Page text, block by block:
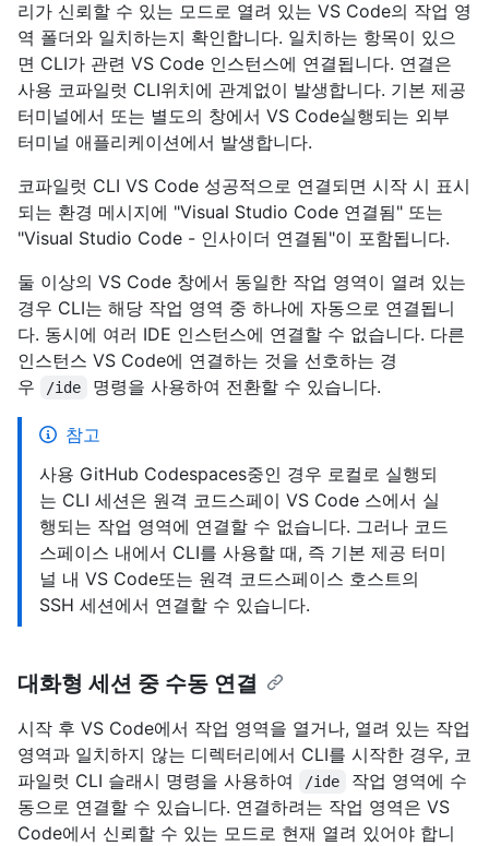
리가 신뢰할 수 있는 모드로 열려 있는 VS Code의 작업 영
역 폴더와 일치하는지 확인합니다. 일치하는 항목이 있으
면 CLI가 관련 VS Code 인스턴스에 연결됩니다. 연결은
사용 코파일럿 CLI위치에 관계없이 발생합니다. 기본 제공
터미널에서 또는 별도의 창에서 VS Code실행되는 외부
터미널 애플리케이션에서 발생합니다.
코파일럿 CLI VS Code 성공적으로 연결되면 시작 시 표시
되는 환경 메시지에 "Visual Studio Code 연결됨" 또는
"Visual Studio Code - 인사이더 연결됨"이 포함됩니다.
둘 이상의 VS Code 창에서 동일한 작업 영역이 열려 있는
경우 CLI는 해당 작업 영역 중 하나에 자동으로 연결됩니
다. 동시에 여러 IDE 인스턴스에 연결할 수 없습니다. 다른
인스턴스 VS Code에 연결하는 것을 선호하는 경
우
/ide 명령을 사용하여 전환할 수 있습니다.
참고
사용 GitHub Codespaces중인 경우 로컬로 실행되
는 CLI 세션은 원격 코드스페이 VS Code 스에서 실
행되는 작업 영역에 연결할 수 없습니다. 그러나 코드
스페이스 내에서 CLI를 사용할 때, 즉 기본 제공 터미
널 내 VS Code또는 원격 코드스페이스 호스트의
SSH 세션에서 연결할 수 있습니다.
대화형 세션 중 수동 연결
시작 후 VS Code에서 작업 영역을 열거나, 열려 있는 작업
영역과 일치하지 않는 디렉터리에서 CLI를 시작한 경우, 코
파일럿 CLI 슬래시 명령을 사용하여
/ide
작업 영역에 수
동으로 연결할 수 있습니다. 연결하려는 작업 영역은 VS
Code에서 신뢰할 수 있는 모드로 현재 열려 있어야 합니